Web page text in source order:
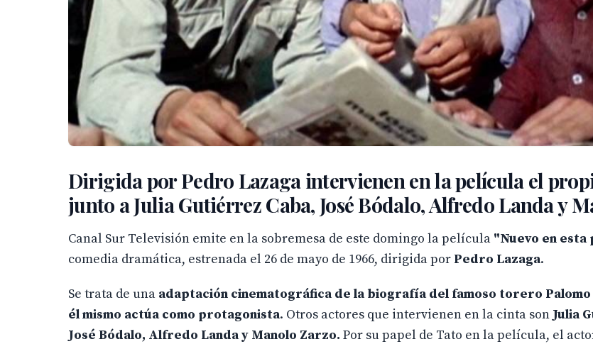
Dirigida por Pedro Lazaga intervienen en la película el
junto a Julia Gutiérrez Caba, José Bódalo, Alfredo Landa y
Canal Sur Televisión emite en la sobremesa de este domingo la película "Nuevo en esta
comedia dramática, estrenada el 26 de mayo de 1966, dirigida por Pedro Lazaga.
Se trata de una adaptación cinematográfica de la biografía del famoso torero Palomo
él mismo actúa como protagonista. Otros actores que intervienen en la cinta son Julia
José Bódalo, Alfredo Landa y Manolo Zarzo. Por su papel de Tato en la película, el